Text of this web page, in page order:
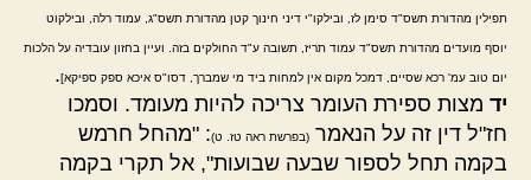
תפילין מהדורת תשס"ד סימן לז, ובילקו"י דיני חינוך קטן מהדורת תשס"ג, עמוד רלה, ובילקוט
יוסף מועדים מהדורת תשס"ד עמוד תריז, תשובה ע"ד החולקים בזה. ועיין בחזון עובדיה על הלכות
יום טוב עמ' רכא שסיים, דמכל מקום אין למחות ביד מי שמברך, דסו"ס איכא ספק ספיקא].
יד מצות ספירת העומר צריכה להיות מעומד. וסמכו
חז"ל דין זה על הנאמר (בפרשת ראה טז. ט): "מהחל חרמש
בקמה תחל לספור שבעה שבועות", אל תקרי בקמה